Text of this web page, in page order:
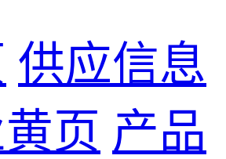
供应信息
页 产品